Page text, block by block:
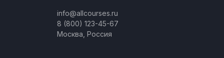
info@allcourses.ru
8 (800) 123-45-67
Москва, Россия